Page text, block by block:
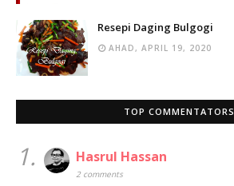
Resepi Daging Bulgogi
AHAD, APRIL 19, 2020
TOP COMMENTATORS
1. Hasrul Hassan
2 comments